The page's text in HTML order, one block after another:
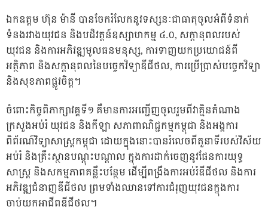
ឯកឧត្តម ហ៊ុន ម៉ានី បានចែករំលែកនូវទស្សនៈជាធាតុចូលអំពីទំនាក់
ទំនងរវាងយុវជន និងបដិវត្តន៍ឧស្សាហកម្ម ៤.០, សក្តានុពលរបស់
យុវជន និងការអភិវឌ្ឍមូលធនមនុស្ស, ការទាញយកប្រយោជន៍ពី
អត្ថិភាព និងសក្តានុពលនៃបច្ចេកវិទ្យាឌីជីថល, ការប្រើប្រាស់បច្ចេកវិទ្យា
និងសុខភាពផ្លូវចិត្ត។
ចំពោះកិច្ចពិភាក្សាវគ្គទី១ គឺមានការអញ្ជើញចូលរួមពីវាគ្មិនតំណាង
ក្រសួងអប់រំ យុវជន និងកីឡា សភាពាណិជ្ជកម្មកម្ពុជា និងអង្គការ
ពិព័រណ៍វិទ្យាសាស្រ្តកម្ពុជា ដោយក្នុងនោះបានរំលេចពីតួនាទីរបស់វិស័យ
អប់រំ និងគ្រឹះស្ថានបណ្តុះបណ្តាល ក្នុងការដាក់ចេញនូវផែនការយុទ្ធ
សាស្ត្រ និងសកម្មភាពគន្លឹះបន្ថែម ដើម្បីពង្រឹងការអប់រំឌីជីថល និងការ
អភិវឌ្ឍជំនាញឌីជីថល ព្រមទាំងឈានទៅការជំរុញយុវជនក្នុងការ
ចាប់យកអាជីពឌីជីថល។